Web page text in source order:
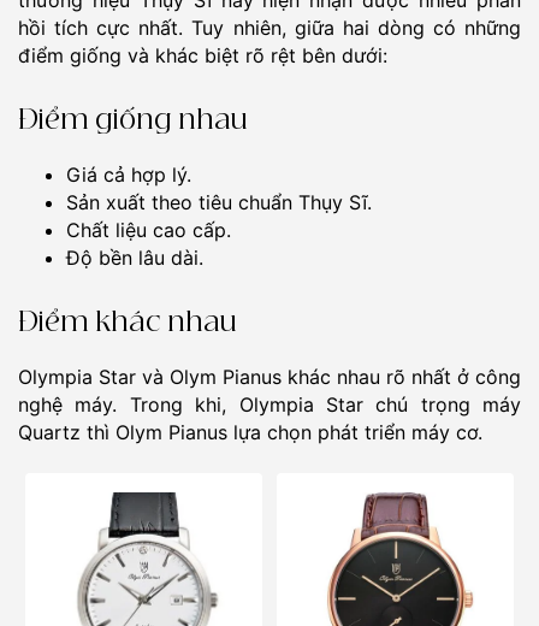
hồi tích cực nhất. Tuy nhiên, giữa hai dòng có những
điểm giống và khác biệt rõ rệt bên dưới:
Điểm giống nhau
Giá cả hợp lý.
Sản xuất theo tiêu chuẩn Thụy Sĩ.
Chất liệu cao cấp.
Độ bền lâu dài.
Điểm khác nhau
Olympia Star và Olym Pianus khác nhau rõ nhất ở công
nghệ máy. Trong khi, Olympia Star chú trọng máy
Quartz thì Olym Pianus lựa chọn phát triển máy cơ.